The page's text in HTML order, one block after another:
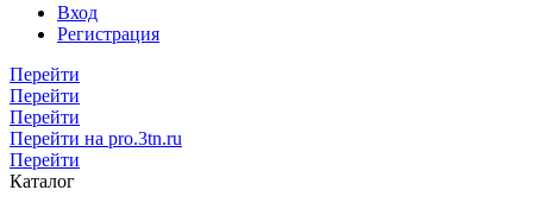
Вход
Регистрация
Перейти
Перейти
Перейти
Перейти на pro.3tn.ru
Перейти
Каталог